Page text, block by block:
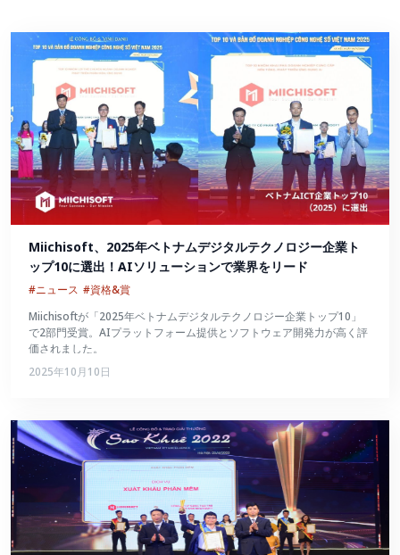
Miichisoft、2025年ベトナムデジタルテクノロジー企業ト
ップ10に選出！AIソリューションで業界をリード
#ニュース #資格&賞
Miichisoftが「2025年ベトナムデジタルテクノロジー企業トップ10」
で2部門受賞。AIプラットフォーム提供とソフトウェア開発力が高く評
価されました。
2025年10月10日